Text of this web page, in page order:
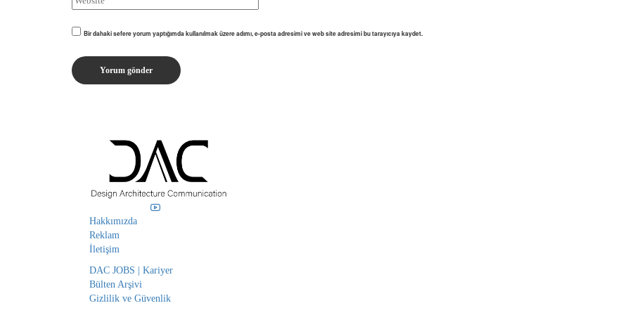
Bir dahaki sefere yorum yaptığımda kullanılmak üzere adımı, e-posta adresimi ve web site adresimi bu tarayıcıya kaydet.
Hakkımızda
Reklam
İletişim
DAC JOBS | Kariyer
Bülten Arşivi
Gizlilik ve Güvenlik